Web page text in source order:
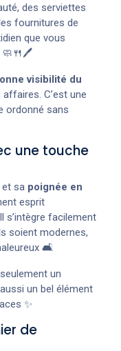
des serviettes
fournitures de
que vous
visibilité du
C’est une
ordonné sans
une touche
et sa poignée en
esprit
s’intègre facilement
soient modernes,
🛋️
un
un bel élément
✨
de